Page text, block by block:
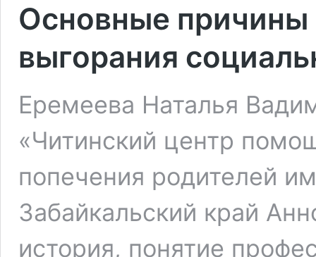
Основные причины
выгорания
Еремеева Наталья
«Читинский центр
попечения родителей
Забайкальский край
история, понятие